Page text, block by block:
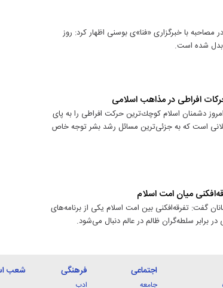
با خبرگزاری «فنا»ی بوسنی اظهار کرد: روز
بدل شده است.
افراطی در مذاهب اسلامی
دشمنان اسلام كوچك‌ترین حركت افراطی را به پای
است كه به جزئی‌ترین مسائل رشد بشر توجه خاص
میان امت اسلام
گفت: تفرقه‌افکنی بین امت اسلام یکی از برنامه‌های
برابر سلطه‌گران ظالم در عالم دنبال می‌شود.
اجتماعی
جامعه
فرهنگی
ادب
شعب